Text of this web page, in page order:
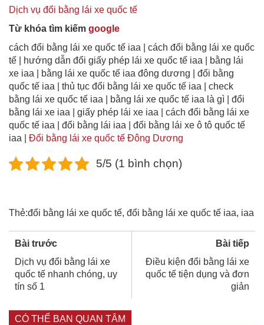
Dịch vụ đổi bằng lái xe quốc tế
Từ khóa tìm kiếm google
cách đổi bằng lái xe quốc tế iaa | cách đổi bằng lái xe quốc
tế | hướng dẫn đổi giấy phép lái xe quốc tế iaa | bằng lái
xe iaa | bằng lái xe quốc tế iaa đông dương | đổi bằng
quốc tế iaa | thủ tục đổi bằng lái xe quốc tế iaa | check
bằng lái xe quốc tế iaa | bằng lái xe quốc tế iaa là gì | đổi
bằng lái xe iaa | giấy phép lái xe iaa | cách đổi bằng lái xe
quốc tế iaa | đổi bằng lái iaa | đổi bằng lái xe ô tô quốc tế
iaa | Đổi bằng lái xe quốc tế Đông Dương
5/5 (1 bình chọn)
Thẻ:đổi bằng lái xe quốc tế, đổi bằng lái xe quốc tế iaa, iaa
Bài trước
Dịch vụ đổi bằng lái xe
quốc tế nhanh chóng, uy
tín số 1
Bài tiếp
Điều kiện đổi bằng lái xe
quốc tế tiện dụng và đơn
giản
CÓ THỂ BẠN QUAN TÂM